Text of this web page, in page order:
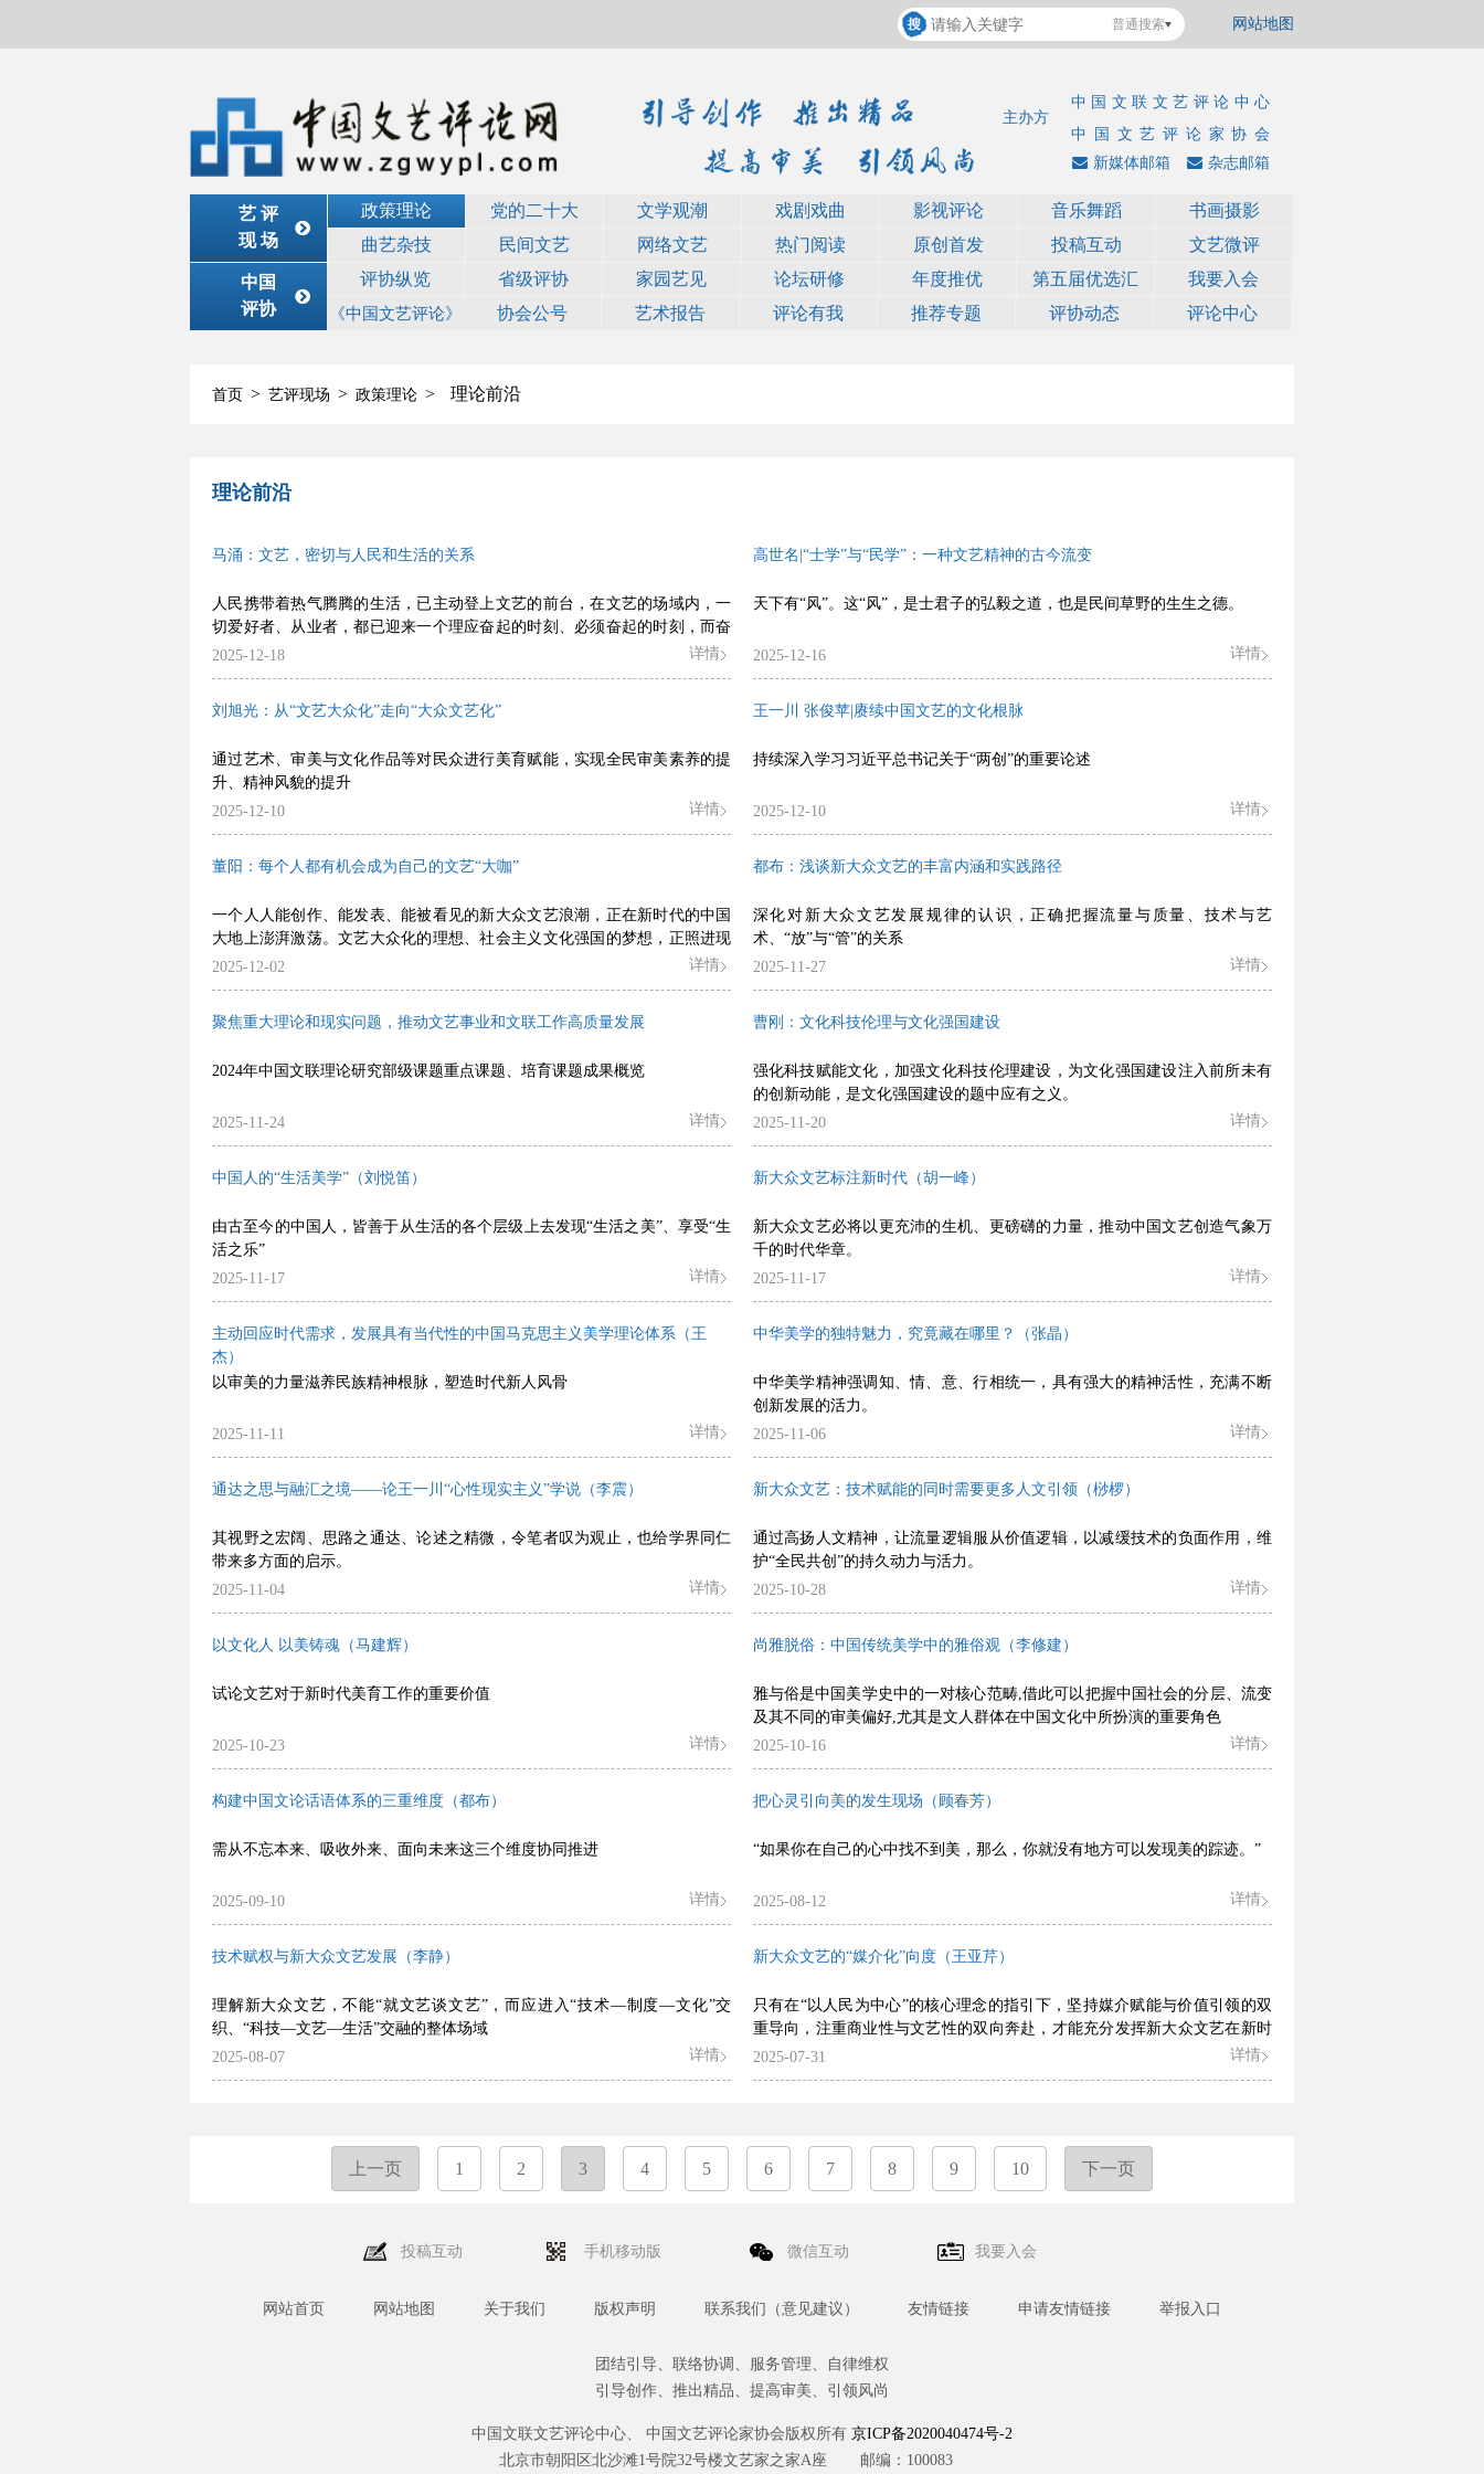
网站地图
普通搜索
中国文联文艺评论中心
中国文艺评论家协会
主办方
杂志邮箱
新媒体邮箱
艺 评
现 场
政策理论 党的二十大 文学观潮 戏剧戏曲 影视评论 音乐舞蹈
书画摄影
曲艺杂技
民间文艺 网络文艺 热门阅读 原创首发 投稿互动
文艺微评
中国
评协
评协纵览 省级评协 家园艺见 论坛研修 年度推优 第五届优选汇 我要入会
《中国文艺评论》 协会公号 艺术报告 评论有我 推荐专题 评协动态 评论中心
首页 > 艺评现场 > 政策理论 > 理论前沿
理论前沿
马涌：文艺，密切与人民和生活的关系
人民携带着热气腾腾的生活，已主动登上文艺的前台，在文艺的场域内，一
切爱好者、从业者，都已迎来一个理应奋起的时刻、必须奋起的时刻，而奋
起的目的地，必然是时代所呼唤的文艺高峰
2025-12-18 详情
高世名|“士学”与“民学”：一种文艺精神的古今流变
天下有“风”。这“风”，是士君子的弘毅之道，也是民间草野的生生之德。
2025-12-16 详情
刘旭光：从“文艺大众化”走向“大众文艺化”
通过艺术、审美与文化作品等对民众进行美育赋能，实现全民审美素养的提
升、精神风貌的提升
2025-12-10
详情
王一川 张俊苹|赓续中国文艺的文化根脉
持续深入学习习近平总书记关于“两创”的重要论述
2025-12-10 详情
董阳：每个人都有机会成为自己的文艺“大咖”
一个人人能创作、能发表、能被看见的新大众文艺浪潮，正在新时代的中国
大地上澎湃激荡。文艺大众化的理想、社会主义文化强国的梦想，正照进现
实
2025-12-02 详情
都布：浅谈新大众文艺的丰富内涵和实践路径
深化对新大众文艺发展规律的认识，正确把握流量与质量、技术与艺
术、“放”与“管”的关系
2025-11-27
详情
聚焦重大理论和现实问题，推动文艺事业和文联工作高质量发展
2024年中国文联理论研究部级课题重点课题、培育课题成果概览
2025-11-24 详情
曹刚：文化科技伦理与文化强国建设
强化科技赋能文化，加强文化科技伦理建设，为文化强国建设注入前所未有
的创新动能，是文化强国建设的题中应有之义。
2025-11-20
详情
中国人的“生活美学”（刘悦笛）
由古至今的中国人，皆善于从生活的各个层级上去发现“生活之美”、享受“生
活之乐”
2025-11-17
详情
新大众文艺标注新时代（胡一峰）
新大众文艺必将以更充沛的生机、更磅礴的力量，推动中国文艺创造气象万
千的时代华章。
2025-11-17
详情
主动回应时代需求，发展具有当代性的中国马克思主义美学理论体系（王
杰）
以审美的力量滋养民族精神根脉，塑造时代新人风骨
2025-11-11 详情
中华美学的独特魅力，究竟藏在哪里？（张晶）
中华美学精神强调知、情、意、行相统一，具有强大的精神活性，充满不断
创新发展的活力。
2025-11-06
详情
通达之思与融汇之境——论王一川“心性现实主义”学说（李震）
其视野之宏阔、思路之通达、论述之精微，令笔者叹为观止，也给学界同仁
带来多方面的启示。
2025-11-04
详情
新大众文艺：技术赋能的同时需要更多人文引领（桫椤）
通过高扬人文精神，让流量逻辑服从价值逻辑，以减缓技术的负面作用，维
护“全民共创”的持久动力与活力。
2025-10-28
详情
以文化人 以美铸魂（马建辉）
试论文艺对于新时代美育工作的重要价值
2025-10-23 详情
尚雅脱俗：中国传统美学中的雅俗观（李修建）
雅与俗是中国美学史中的一对核心范畴,借此可以把握中国社会的分层、流变
及其不同的审美偏好,尤其是文人群体在中国文化中所扮演的重要角色
2025-10-16
详情
构建中国文论话语体系的三重维度（都布）
需从不忘本来、吸收外来、面向未来这三个维度协同推进
2025-09-10 详情
把心灵引向美的发生现场（顾春芳）
“如果你在自己的心中找不到美，那么，你就没有地方可以发现美的踪迹。”
2025-08-12 详情
技术赋权与新大众文艺发展（李静）
理解新大众文艺，不能“就文艺谈文艺”，而应进入“技术—制度—文化”交
织、“科技—文艺—生活”交融的整体场域
2025-08-07
详情
新大众文艺的“媒介化”向度（王亚芹）
只有在“以人民为中心”的核心理念的指引下，坚持媒介赋能与价值引领的双
重导向，注重商业性与文艺性的双向奔赴，才能充分发挥新大众文艺在新时
期文化建设中的澎湃动力
2025-07-31 详情
上一页 1 2 3 4 5 6 7 8 9 10 下一页
投稿互动 手机移动版 微信互动 我要入会
网站首页 网站地图 关于我们 版权声明 联系我们（意见建议） 友情链接 申请友情链接 举报入口
团结引导、联络协调、服务管理、自律维权
引导创作、推出精品、提高审美、引领风尚
中国文联文艺评论中心、 中国文艺评论家协会版权所有 京ICP备2020040474号-2
北京市朝阳区北沙滩1号院32号楼文艺家之家A座
邮编：100083